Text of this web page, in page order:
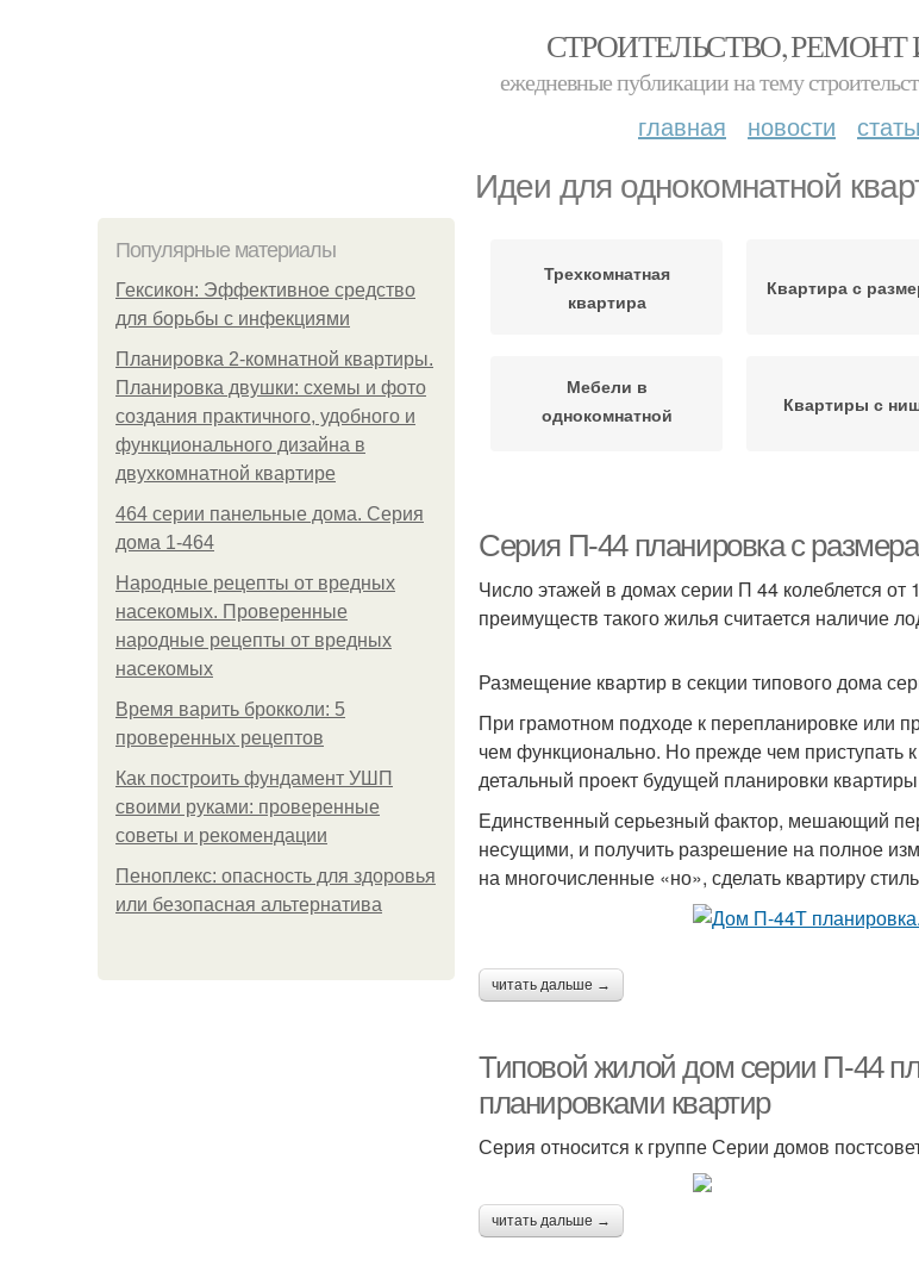
СТРОИТЕЛЬСТВО,
ежедневные публикации на тему
главная новости
Идеи для однокомнатной
Популярные материалы
Гексикон: Эффективное средство
для борьбы с инфекциями
Планировка 2-комнатной квартиры.
Планировка двушки: схемы и фото
создания практичного, удобного и
функционального дизайна в
двухкомнатной квартире
464 серии панельные дома. Серия
дома 1-464
Народные рецепты от вредных
насекомых. Проверенные
народные рецепты от вредных
насекомых
Время варить брокколи: 5
проверенных рецептов
Как построить фундамент УШП
своими руками: проверенные
советы и рекомендации
Пеноплекс: опасность для здоровья
или безопасная альтернатива
Трехкомнатная
квартира
Квартира с
Мебели в
однокомнатной
Квартиры с
Серия П-44 планировка с
Число этажей в домах серии П 44 колеблется
преимуществ такого жилья считается наличие
Размещение квартир в секции типового дома
При грамотном подходе к перепланировке или
чем функционально. Но прежде чем приступать
детальный проект будущей планировки
Единственный серьезный фактор, мешающий
несущими, и получить разрешение на полное
на многочисленные «но», сделать квартиру
читать дальше →
Типовой жилой дом серии П-44
планировками квартир
Серия отноcится к группе Серии домов
читать дальше →